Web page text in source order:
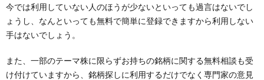
今では利用していない人のほうが少ないといっても過言はないでし
ょうし、なんといっても無料で簡単に登録できますから利用しない
手はないでしょう。
また、一部のテーマ株に限らずお持ちの銘柄に関する無料相談も受
け付けていますから、銘柄探しに利用するだけでなく専門家の意見